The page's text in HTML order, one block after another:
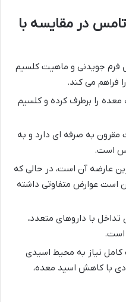
در مقایسه با
فرم جویدنی و ماهیت کلسیم
فراهم می کند.
را برطرف کرده و کلسیم
مقرون به صرفه ای دارد و به
است.
عارضه آن است، در حالی که
است عوارض متفاوتی داشته
تداخل با داروهای متعدد،
است.
نیاز به محیط اسیدی
با کاهش اسید معده،